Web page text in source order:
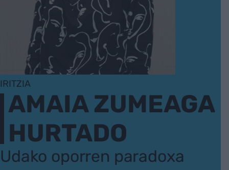
IRITZIA
AMAIA ZUMEAGA
HURTADO
Udako oporren paradoxa